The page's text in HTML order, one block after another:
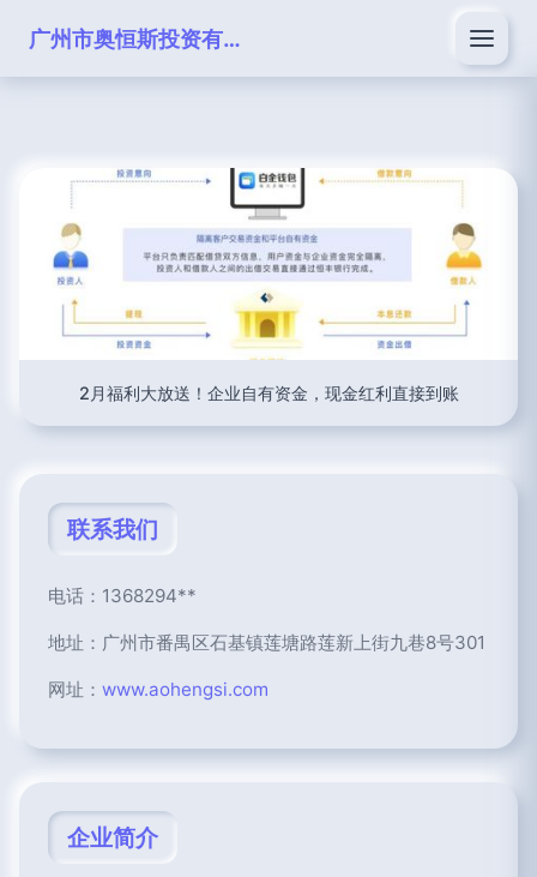
广州市奥恒斯投资有限公司
2月福利大放送！企业自有资金，现金红利直接到账
联系我们
电话：1368294**
地址：广州市番禺区石基镇莲塘路莲新上街九巷8号301
网址： www.aohengsi.com
企业简介